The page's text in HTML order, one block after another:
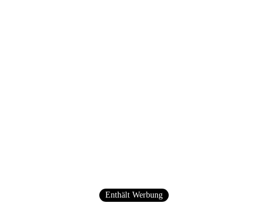
Enthält Werbung